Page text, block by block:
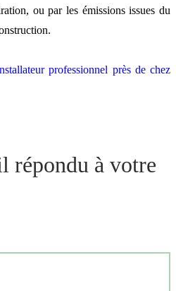
ou par les émissions issues du
professionnel près de chez
répondu à votre